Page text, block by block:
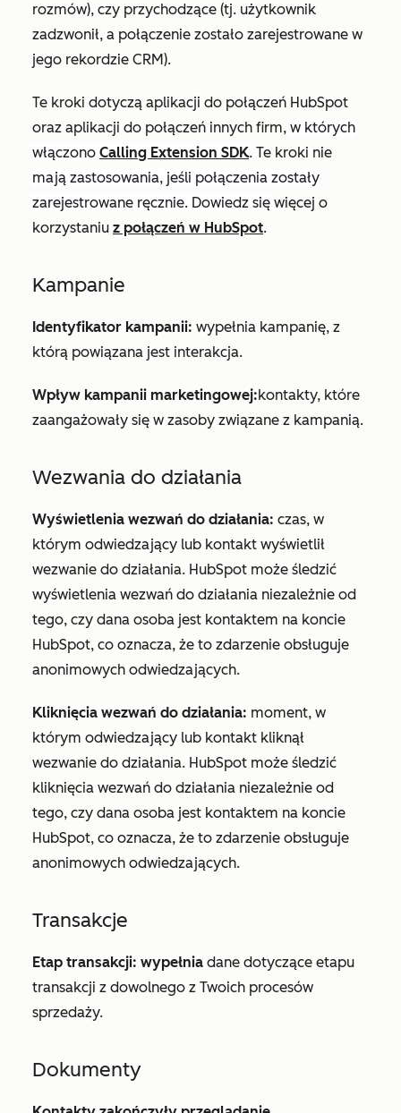
rozmów), czy przychodzące (tj. użytkownik
zadzwonił, a połączenie zostało zarejestrowane w
jego rekordzie CRM).
Te kroki dotyczą aplikacji do połączeń HubSpot
oraz aplikacji do połączeń innych firm, w których
włączono Calling Extension SDK. Te kroki nie
mają zastosowania, jeśli połączenia zostały
zarejestrowane ręcznie. Dowiedz się więcej o
korzystaniu z połączeń w HubSpot.
Kampanie
Identyfikator kampanii: wypełnia kampanię, z
którą powiązana jest interakcja.
Wpływ kampanii marketingowej:kontakty, które
zaangażowały się w zasoby związane z kampanią.
Wezwania do działania
Wyświetlenia wezwań do działania: czas, w
którym odwiedzający lub kontakt wyświetlił
wezwanie do działania. HubSpot może śledzić
wyświetlenia wezwań do działania niezależnie od
tego, czy dana osoba jest kontaktem na koncie
HubSpot, co oznacza, że to zdarzenie obsługuje
anonimowych odwiedzających.
Kliknięcia wezwań do działania: moment, w
którym odwiedzający lub kontakt kliknął
wezwanie do działania. HubSpot może śledzić
kliknięcia wezwań do działania niezależnie od
tego, czy dana osoba jest kontaktem na koncie
HubSpot, co oznacza, że to zdarzenie obsługuje
anonimowych odwiedzających.
Transakcje
Etap transakcji: wypełnia dane dotyczące etapu
transakcji z dowolnego z Twoich procesów
sprzedaży.
Dokumenty